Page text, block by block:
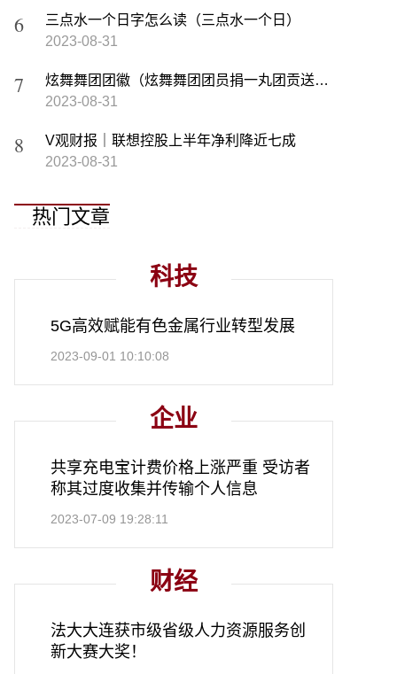
三点水一个日字怎么读（三点水一个日）
2023-08-31
炫舞舞团团徽（炫舞舞团团员捐一丸团贡送什么）
2023-08-31
V观财报｜联想控股上半年净利降近七成
2023-08-31
热门文章
科技
5G高效赋能有色金属行业转型发展
2023-09-01 10:10:08
企业
共享充电宝计费价格上涨严重 受访者
称其过度收集并传输个人信息
2023-07-09 19:28:11
财经
法大大连获市级省级人力资源服务创
新大赛大奖！